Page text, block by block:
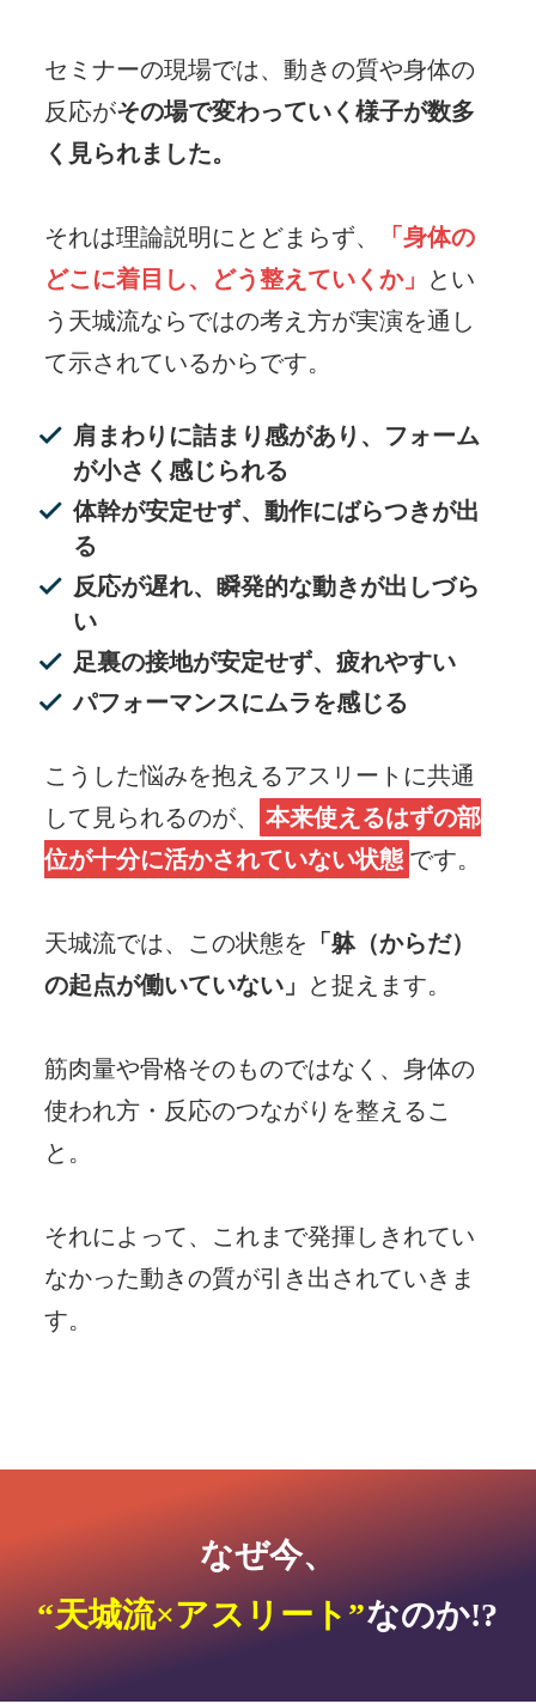
セミナーの現場では、動きの質や身体の
反応がその場で変わっていく様子が数多
く見られました。
それは理論説明にとどまらず、
「身体の
どこに着目し、どう整えていくか」
とい
う 天城流ならではの考え方が実演を通し
て示されているからです。
肩まわりに詰まり感があり、フォーム
が小さく感じられる
体幹が安定せず、動作にばらつきが出
る
反応が遅れ、瞬発的な動きが出しづら
い
足裏の接地が安定せず、疲れやすい
パフォーマンスにムラを感じる
こうした悩みを抱えるアスリートに共通
して見られるのが、
本来使えるはずの部
位が十分に活かされていない状態 です。
天城流では、 この状態を 「躰（からだ）
の起点が働いていない」
と捉えます。
筋肉量や骨格そのものではなく、 身体の
使われ方・反応のつながりを整えるこ
と。
それによって、これまで発揮しきれてい
なかった動きの質が引き出されていきま
す。
なぜ今、
“天城流×アスリート”なのか!?